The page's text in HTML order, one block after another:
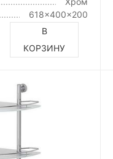
618x400x200
В
КОРЗИНУ